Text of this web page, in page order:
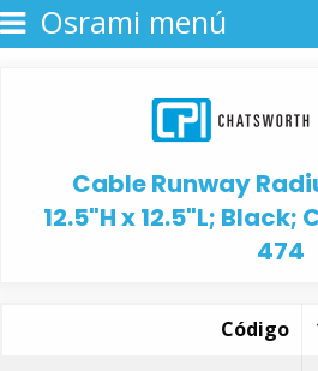
Osrami menú
Cable Runway
12.5"H x 12.5"L;
474
Código